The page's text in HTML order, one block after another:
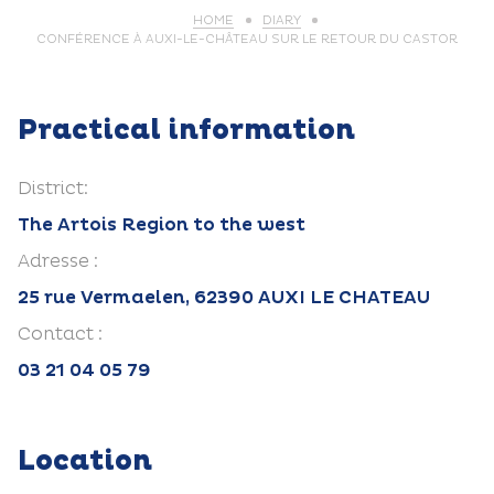
HOME
DIARY
CONFÉRENCE À AUXI-LE-CHÂTEAU SUR LE RETOUR DU CASTOR
Practical information
District:
The Artois Region to the west
Adresse :
25 rue Vermaelen, 62390 AUXI LE CHATEAU
Contact :
03 21 04 05 79
Location